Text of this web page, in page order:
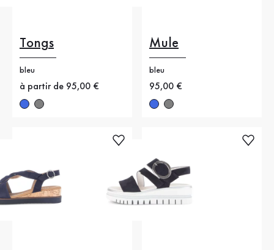
Tongs
bleu
Nouveau prix
à partir de 95,00 €
Mule
bleu
Nouveau prix
95,00 €